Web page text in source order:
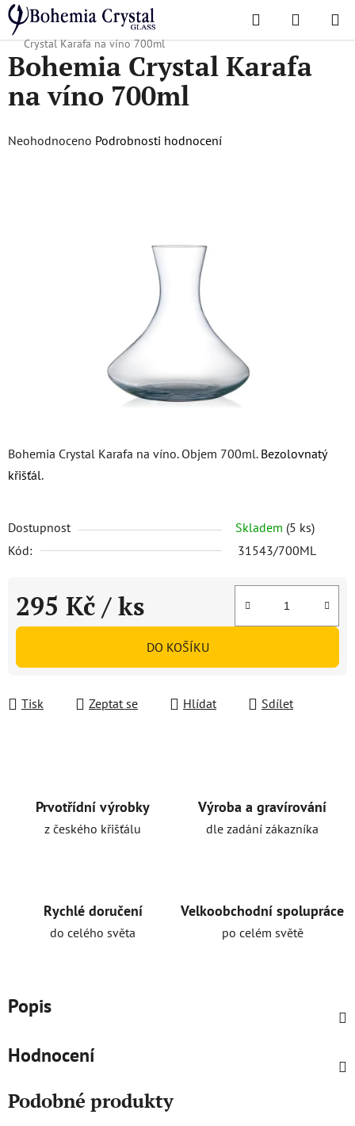
Přejít
na
obsah
Hledat
KOŠÍK
Domů
/ Oblíbené kolekce / Vánoční nabídka Dárky pro něj /
Bohemia
Crystal Karafa na víno 700ml
Bohemia Crystal Karafa na víno. Objem 700ml. Bezolovnatý
křišťál.
Dostupnost Skladem (5 ks)
Kód:
31543/700ML
295 Kč / ks
Měrná cena:
DO KOŠÍKU
Tisk Zeptat se Hlídat Sdílet
Bohemia Crystal Karafa
na víno 700ml
Průměrné
Neohodnoceno Podrobnosti hodnocení
Prvotřídní výrobky
z českého křišťálu
Výroba a gravírování
dle zadání zákazníka
Rychlé doručení
do celého světa
Velkoobchodní spolupráce
po celém světě
Popis
Hodnocení
Podobné produkty